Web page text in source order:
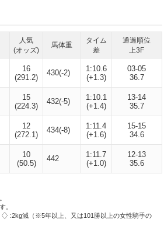
人気
(オッズ)
馬体重
タイム
差
通過順位
上3F
16
(291.2)
430(-2)
1:10.6
(+1.3)
03-05
36.7
15
(224.3)
432(-5)
1:10.1
(+1.4)
13-14
35.7
12
(272.1)
434(-8)
1:11.4
(+1.6)
15-15
34.6
10
(50.5)
442
1:11.7
(+1.0)
12-13
35.6
。
:2kg減（※5年以上、又は101勝以上の女性騎手の